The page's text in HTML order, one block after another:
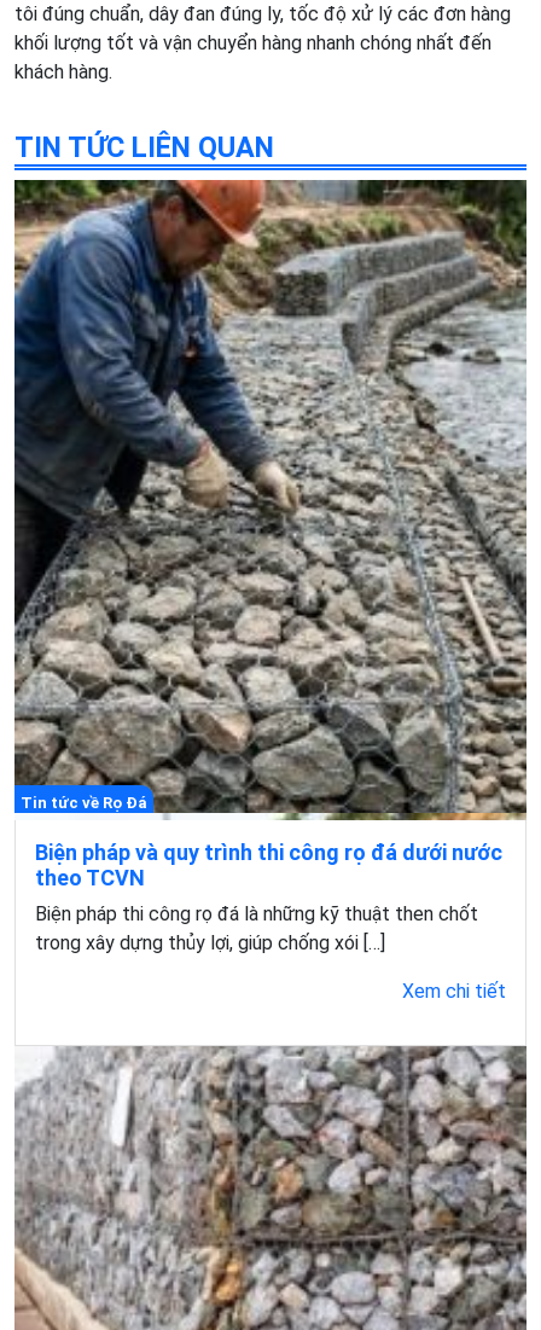
tôi đúng chuẩn, dây đan đúng ly, tốc độ xử lý các đơn hàng
khối lượng tốt và vận chuyển hàng nhanh chóng nhất đến
khách hàng.
TIN TỨC LIÊN QUAN
Tin tức về Rọ Đá
Biện pháp và quy trình thi công rọ đá dưới nước
theo TCVN
Biện pháp thi công rọ đá là những kỹ thuật then chốt
trong xây dựng thủy lợi, giúp chống xói […]
Xem chi tiết